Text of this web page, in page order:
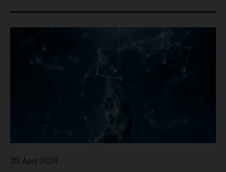
29. April 2024